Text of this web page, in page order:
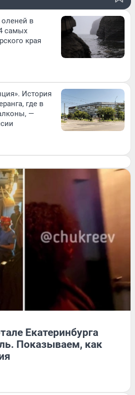
в
самых
края
История
где в
—
Екатеринбурга
Показываем, как